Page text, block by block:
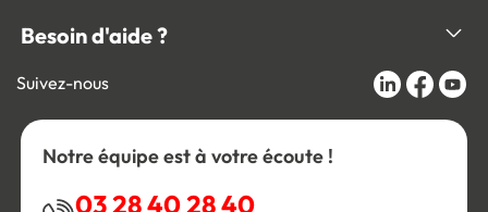
Besoin d'aide ?
Suivez-nous
Notre équipe est à votre écoute !
03 28 40 28 40